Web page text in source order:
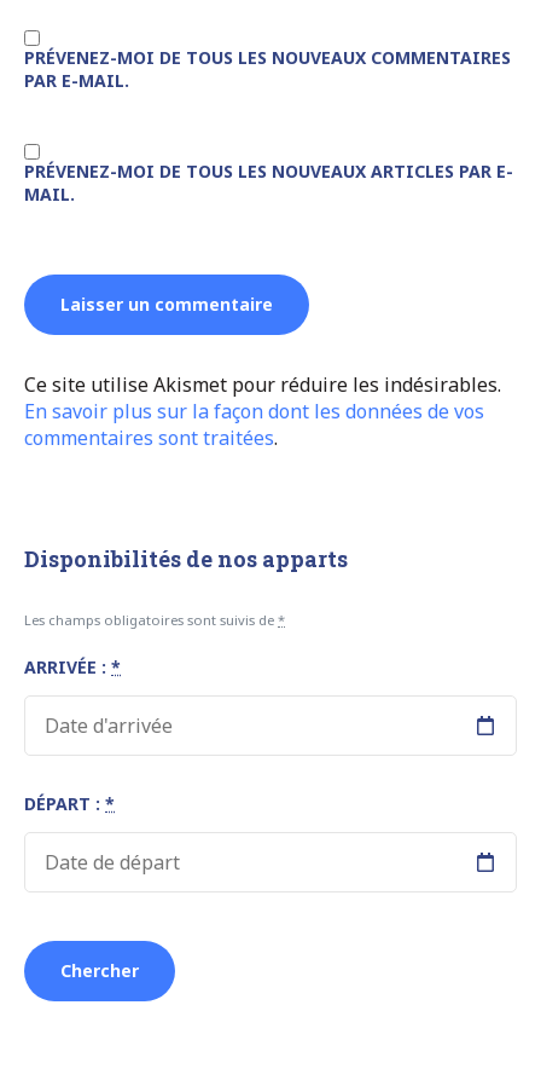
PRÉVENEZ-MOI DE TOUS LES NOUVEAUX COMMENTAIRES
PAR E-MAIL.
PRÉVENEZ-MOI DE TOUS LES NOUVEAUX ARTICLES PAR E-
MAIL.
Ce site utilise Akismet pour réduire les indésirables.
En savoir plus sur la façon dont les données de vos
commentaires sont traitées.
Disponibilités de nos apparts
Les champs obligatoires sont suivis de *
ARRIVÉE : *
DÉPART : *